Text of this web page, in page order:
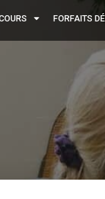
FORFAITS